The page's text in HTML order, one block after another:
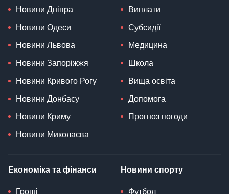
Новини Дніпра
Новини Одеси
Новини Львова
Новини Запоріжжя
Новини Кривого Рогу
Новини Донбасу
Новини Криму
Новини Миколаєва
Виплати
Субсидії
Медицина
Школа
Вища освіта
Допомога
Прогноз погоди
Економіка та фінанси
Гроші
Новини спорту
Футбол